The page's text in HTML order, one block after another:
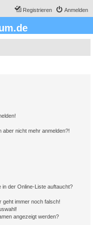
Anmelden
Registrieren
aber nicht mehr anmelden?!
der Online-Liste auftaucht?
geht immer noch falsch!
angezeigt werden?